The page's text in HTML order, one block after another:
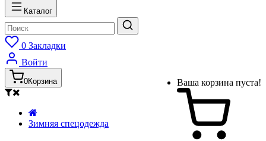
Каталог
0 Закладки
Войти
0Корзина Ваша корзина пуста!
Зимняя спецодежда